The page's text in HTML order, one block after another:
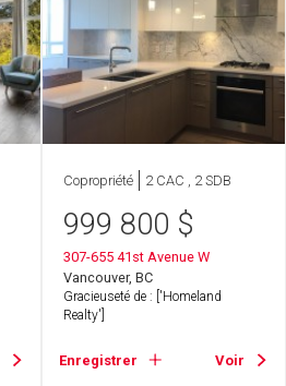
Copropriété 2 CAC , 2 SDB
999 800 $
307-655 41st Avenue W
Vancouver, BC
Gracieuseté de : ['Homeland
Realty']
Enregistrer Voir